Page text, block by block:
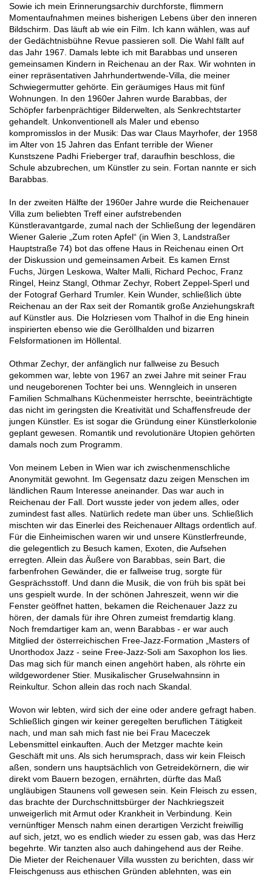
Sowie ich mein Erinnerungsarchiv durchforste, flimmern
Momentaufnahmen meines bisherigen Lebens über den inneren
Bildschirm. Das läuft ab wie ein Film. Ich kann wählen, was auf
der Gedächtnisbühne Revue passieren soll. Die Wahl fällt auf
das Jahr 1967. Damals lebte ich mit Barabbas und unseren
gemeinsamen Kindern in Reichenau an der Rax. Wir wohnten in
einer repräsentativen Jahrhundertwende-Villa, die meiner
Schwiegermutter gehörte. Ein geräumiges Haus mit fünf
Wohnungen. In den 1960er Jahren wurde Barabbas, der
Schöpfer farbenprächtiger Bilderwelten, als Senkrechtstarter
gehandelt. Unkonventionell als Maler und ebenso
kompromisslos in der Musik: Das war Claus Mayrhofer, der 1958
im Alter von 15 Jahren das Enfant terrible der Wiener
Kunstszene Padhi Frieberger traf, daraufhin beschloss, die
Schule abzubrechen, um Künstler zu sein. Fortan nannte er sich
Barabbas.
In der zweiten Hälfte der 1960er Jahre wurde die Reichenauer
Villa zum beliebten Treff einer aufstrebenden
Künstleravantgarde, zumal nach der Schließung der legendären
Wiener Galerie „Zum roten Apfel“ (in Wien 3, Landstraßer
Hauptstraße 74) bot das offene Haus in Reichenau einen Ort
der Diskussion und gemeinsamen Arbeit. Es kamen Ernst
Fuchs, Jürgen Leskowa, Walter Malli, Richard Pechoc, Franz
Ringel, Heinz Stangl, Othmar Zechyr, Robert Zeppel-Sperl und
der Fotograf Gerhard Trumler. Kein Wunder, schließlich übte
Reichenau an der Rax seit der Romantik große Anziehungskraft
auf Künstler aus. Die Holzriesen vom Thalhof in die Eng hinein
inspirierten ebenso wie die Geröllhalden und bizarren
Felsformationen im Höllental.
Othmar Zechyr, der anfänglich nur fallweise zu Besuch
gekommen war, lebte von 1967 an zwei Jahre mit seiner Frau
und neugeborenen Tochter bei uns. Wenngleich in unseren
Familien Schmalhans Küchenmeister herrschte, beeinträchtigte
das nicht im geringsten die Kreativität und Schaffensfreude der
jungen Künstler. Es ist sogar die Gründung einer Künstlerkolonie
geplant gewesen. Romantik und revolutionäre Utopien gehörten
damals noch zum Programm.
Von meinem Leben in Wien war ich zwischenmenschliche
Anonymität gewohnt. Im Gegensatz dazu zeigen Menschen im
ländlichen Raum Interesse aneinander. Das war auch in
Reichenau der Fall. Dort wusste jeder von jedem alles, oder
zumindest fast alles. Natürlich redete man über uns. Schließlich
mischten wir das Einerlei des Reichenauer Alltags ordentlich auf.
Für die Einheimischen waren wir und unsere Künstlerfreunde,
die gelegentlich zu Besuch kamen, Exoten, die Aufsehen
erregten. Allein das Äußere von Barabbas, sein Bart, die
farbenfrohen Gewänder, die er fallweise trug, sorgte für
Gesprächsstoff. Und dann die Musik, die von früh bis spät bei
uns gespielt wurde. In der schönen Jahreszeit, wenn wir die
Fenster geöffnet hatten, bekamen die Reichenauer Jazz zu
hören, der damals für ihre Ohren zumeist fremdartig klang.
Noch fremdartiger kam an, wenn Barabbas - er war auch
Mitglied der österreichischen Free-Jazz-Formation „Masters of
Unorthodox Jazz - seine Free-Jazz-Soli am Saxophon los lies.
Das mag sich für manch einen angehört haben, als röhrte ein
wildgewordener Stier. Musikalischer Gruselwahnsinn in
Reinkultur. Schon allein das roch nach Skandal.
Wovon wir lebten, wird sich der eine oder andere gefragt haben.
Schließlich gingen wir keiner geregelten beruflichen Tätigkeit
nach, und man sah mich fast nie bei Frau Maceczek
Lebensmittel einkauften. Auch der Metzger machte kein
Geschäft mit uns. Als sich herumsprach, dass wir kein Fleisch
aßen, sondern uns hauptsächlich von Getreidekörnern, die wir
direkt vom Bauern bezogen, ernährten, dürfte das Maß
ungläubigen Staunens voll gewesen sein. Kein Fleisch zu essen,
das brachte der Durchschnittsbürger der Nachkriegszeit
unweigerlich mit Armut oder Krankheit in Verbindung. Kein
vernünftiger Mensch nahm einen derartigen Verzicht freiwillig
auf sich, jetzt, wo es endlich wieder zu essen gab, was das Herz
begehrte. Wir tanzten also auch dahingehend aus der Reihe.
Die Mieter der Reichenauer Villa wussten zu berichten, dass wir
Fleischgenuss aus ethischen Gründen ablehnten, was ein